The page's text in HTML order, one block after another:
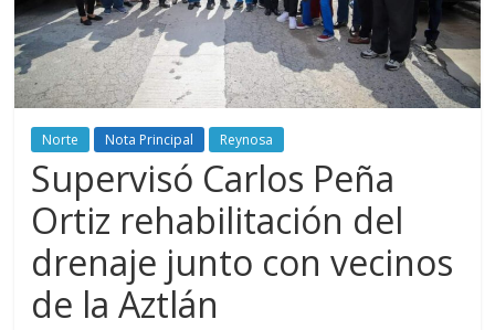
Norte Nota Principal Reynosa
Supervisó Carlos Peña
Ortiz rehabilitación del
drenaje junto con vecinos
de la Aztlán